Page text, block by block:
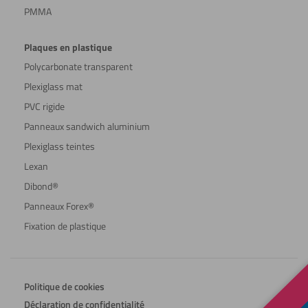
PMMA
Plaques en plastique
Polycarbonate transparent
Plexiglass mat
PVC rigide
Panneaux sandwich aluminium
Plexiglass teintes
Lexan
Dibond®
Panneaux Forex®
Fixation de plastique
Politique de cookies
Déclaration de confidentialité